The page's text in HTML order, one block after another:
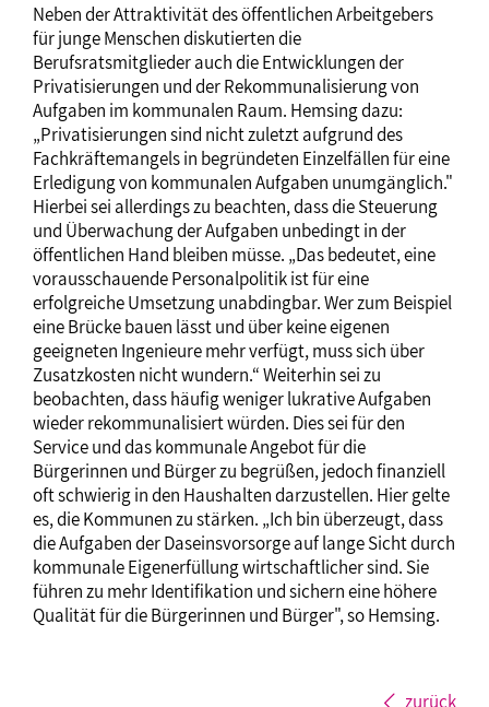
Neben der Attraktivität des öffentlichen Arbeitgebers
für junge Menschen diskutierten die
Berufsratsmitglieder auch die Entwicklungen der
Privatisierungen und der Rekommunalisierung von
Aufgaben im kommunalen Raum. Hemsing dazu:
„Privatisierungen sind nicht zuletzt aufgrund des
Fachkräftemangels in begründeten Einzelfällen für eine
Erledigung von kommunalen Aufgaben unumgänglich."
Hierbei sei allerdings zu beachten, dass die Steuerung
und Überwachung der Aufgaben unbedingt in der
öffentlichen Hand bleiben müsse. „Das bedeutet, eine
vorausschauende Personalpolitik ist für eine
erfolgreiche Umsetzung unabdingbar. Wer zum Beispiel
eine Brücke bauen lässt und über keine eigenen
geeigneten Ingenieure mehr verfügt, muss sich über
Zusatzkosten nicht wundern.“ Weiterhin sei zu
beobachten, dass häufig weniger lukrative Aufgaben
wieder rekommunalisiert würden. Dies sei für den
Service und das kommunale Angebot für die
Bürgerinnen und Bürger zu begrüßen, jedoch finanziell
oft schwierig in den Haushalten darzustellen. Hier gelte
es, die Kommunen zu stärken. „Ich bin überzeugt, dass
die Aufgaben der Daseinsvorsorge auf lange Sicht durch
kommunale Eigenerfüllung wirtschaftlicher sind. Sie
führen zu mehr Identifikation und sichern eine höhere
Qualität für die Bürgerinnen und Bürger", so Hemsing.
zurück